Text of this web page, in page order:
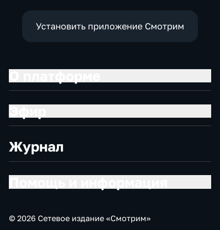
Установить приложение Смотрим
Журнал
© 2026 Сетевое издание «Смотрим»